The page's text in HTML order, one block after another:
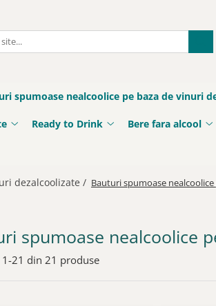
spumoase nealcoolice pe baza de vinuri
Ready to Drink Bere fara alcool
dezalcoolizate / Bauturi spumoase
spumoase nealcoolice
1-21 din 21 produse